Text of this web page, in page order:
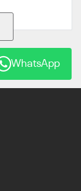
WhatsApp